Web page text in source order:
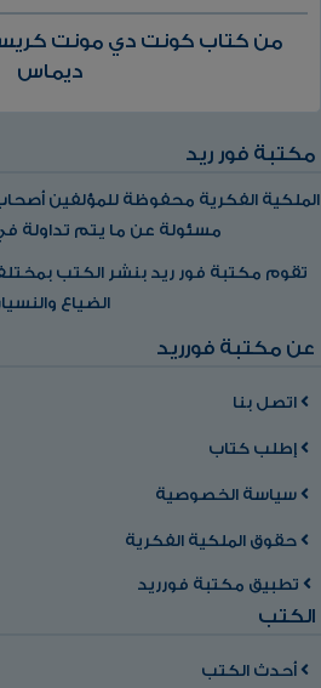
من كتاب كونت دي مونت
ديماس
مكتبة فور ريد
الملكية الفكرية محفوظة للمؤلفين
مسئولة عن ما يتم تداولة
تقوم مكتبة فور ريد بنشر الكتب
الضياع
عن مكتبة فورريد
اتصل بنا
إطلب كتاب
سياسة الخصوصية
حقوق الملكية الفكرية
تطبيق مكتبة فورريد
الكتب
أحدث الكتب